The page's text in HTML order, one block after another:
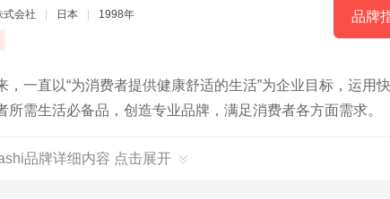
式会社 日本 1998年 品牌
一直以“为消费者提供健康舒适的生活”为企业目标，运用
需生活必备品，创造专业品牌，满足消费者各方面需求。
品牌详细内容 点击展开